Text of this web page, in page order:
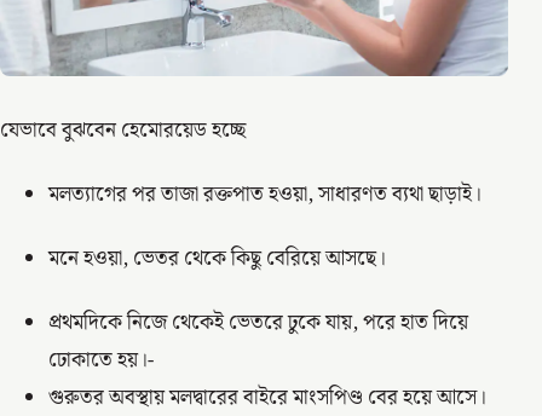
যেভাবে বুঝবেন হেমোরয়েড হচ্ছে
মলত্যাগের পর তাজা রক্তপাত হওয়া, সাধারণত ব্যথা ছাড়াই।
মনে হওয়া, ভেতর থেকে কিছু বেরিয়ে আসছে।
প্রথমদিকে নিজে থেকেই ভেতরে ঢুকে যায়, পরে হাত দিয়ে
ঢোকাতে হয়।-
গুরুতর অবস্থায় মলদ্বারের বাইরে মাংসপিণ্ড বের হয়ে আসে।